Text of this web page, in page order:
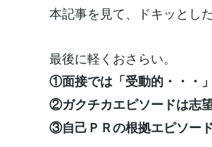
本記事を見て、ドキッとし
最後に軽くおさらい。
①面接では「受動的・・・
②ガクチカエピソードは志
③自己ＰＲの根拠エピソー